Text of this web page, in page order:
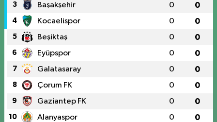
3 Başakşehir 0 0
4 Kocaelispor 0 0
5 Beşiktaş 0 0
6 Eyüpspor 0 0
7 Galatasaray 0 0
8 Çorum FK 0 0
9 Gaziantep FK 0 0
10 Alanyaspor 0 0